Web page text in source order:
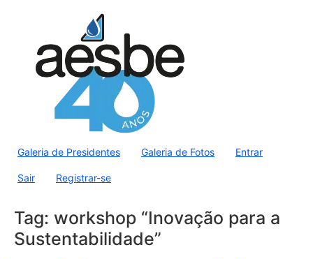
Galeria de Presidentes Galeria de Fotos Entrar
Sair Registrar-se
Tag: workshop “Inovação para a
Sustentabilidade”